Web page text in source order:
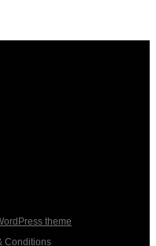
theme
Conditions